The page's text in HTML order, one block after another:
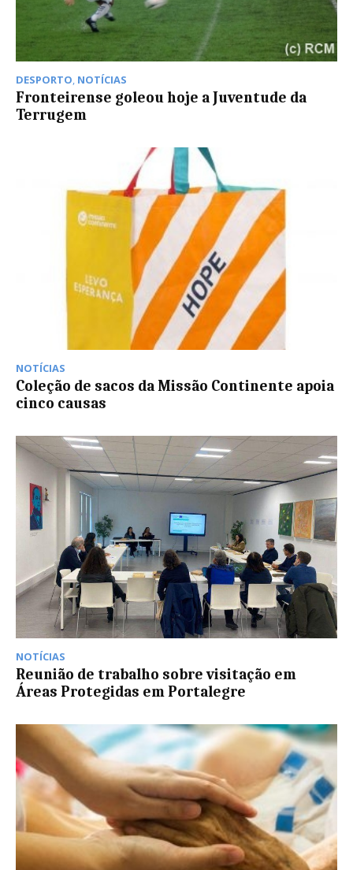
DESPORTO, NOTÍCIAS
Fronteirense goleou hoje a Juventude da
Terrugem
NOTÍCIAS
Coleção de sacos da Missão Continente apoia
cinco causas
NOTÍCIAS
Reunião de trabalho sobre visitação em
Áreas Protegidas em Portalegre